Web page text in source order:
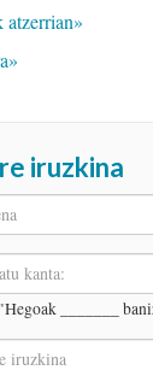
atzerrian»
iruzkina
"Hegoak _______